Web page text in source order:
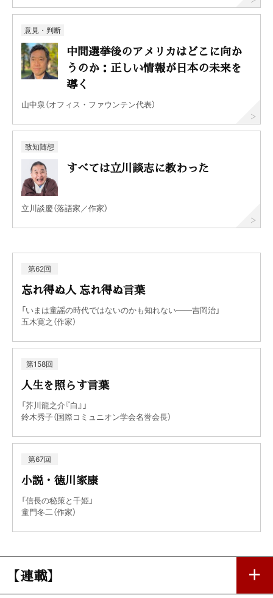
意見・判断
中間選挙後のアメリカはどこに向か
うのか：正しい情報が日本の未来を
導く
山中泉（オフィス・ファウンテン代表）
致知随想
すべては立川談志に教わった
立川談慶（落語家／作家）
第62回
忘れ得ぬ人 忘れ得ぬ言葉
「いまは童謡の時代ではないのかも知れない――吉岡治」
五木寛之（作家）
第158回
人生を照らす言葉
「芥川龍之介『白』」
鈴木秀子（国際コミュニオン学会名誉会長）
第67回
小説・徳川家康
「信長の秘策と千姫」
童門冬二（作家）
【連載】